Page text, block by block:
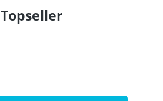
Topseller